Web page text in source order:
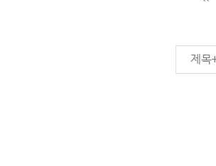
제목